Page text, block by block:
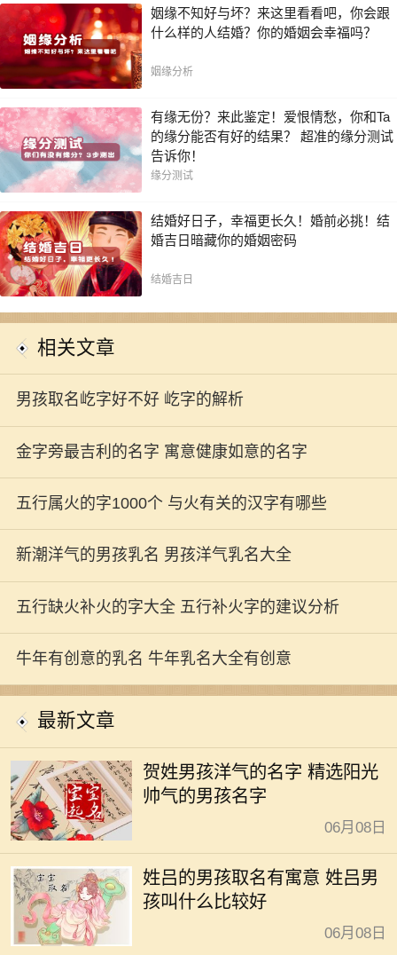
姻缘不知好与坏？来这里看看吧，你会跟
什么样的人结婚？你的婚姻会幸福吗？
姻缘分析
有缘无份？来此鉴定！爱恨情愁，你和Ta
的缘分能否有好的结果？ 超准的缘分测试
告诉你！
缘分测试
结婚好日子，幸福更长久！婚前必挑！结
婚吉日暗藏你的婚姻密码
结婚吉日
相关文章
男孩取名屹字好不好 屹字的解析
金字旁最吉利的名字 寓意健康如意的名字
五行属火的字1000个 与火有关的汉字有哪些
新潮洋气的男孩乳名 男孩洋气乳名大全
五行缺火补火的字大全 五行补火字的建议分析
牛年有创意的乳名 牛年乳名大全有创意
最新文章
贺姓男孩洋气的名字 精选阳光
帅气的男孩名字
06月08日
姓吕的男孩取名有寓意 姓吕男
孩叫什么比较好
06月08日